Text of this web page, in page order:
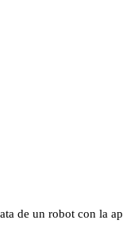
de un robot con